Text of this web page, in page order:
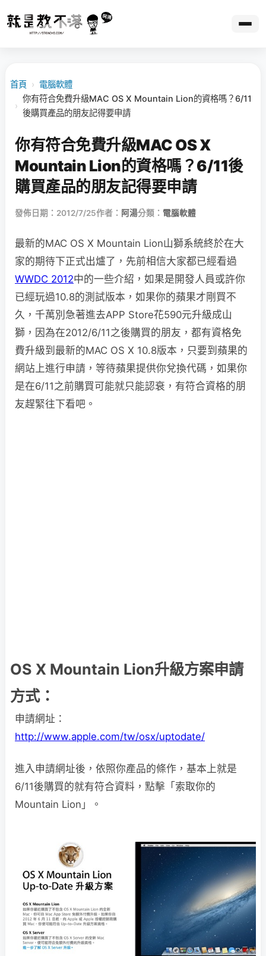
首頁 › 電腦軟體
›
你有符合免費升級MAC OS X Mountain Lion的資格嗎？6/11
後購買產品的朋友記得要申請
你有符合免費升級MAC OS X
Mountain Lion的資格嗎？6/11後
購買產品的朋友記得要申請
發佈日期：2012/7/25作者： 阿湯分類： 電腦軟體
最新的MAC OS X Mountain Lion山獅系統終於在大
家的期待下正式出爐了，先前相信大家都已經看過
WWDC 2012中的一些介紹，如果是開發人員或許你
已經玩過10.8的測試版本，如果你的蘋果才剛買不
久，千萬別急著進去APP Store花590元升級成山
獅，因為在2012/6/11之後購買的朋友，都有資格免
費升級到最新的MAC OS X 10.8版本，只要到蘋果的
網站上進行申請，等待蘋果提供你兌換代碼，如果你
是在6/11之前購買可能就只能認衰，有符合資格的朋
友趕緊往下看吧。
OS X Mountain Lion升級方案申請
方式：
申請網址：
http://www.apple.com/tw/osx/uptodate/
進入申請網址後，依照你產品的條作，基本上就是
6/11後購買的就有符合資料，點擊「索取你的
Mountain Lion」。